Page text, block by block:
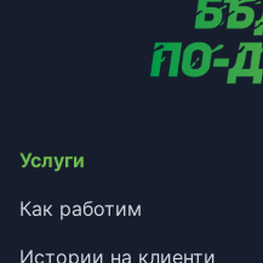
Услуги
Как работим
Истории на клиенти